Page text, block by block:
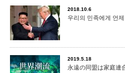
2018.10.6
우리의 민족에게 언
2019.5.18
永遠の同盟は家庭連